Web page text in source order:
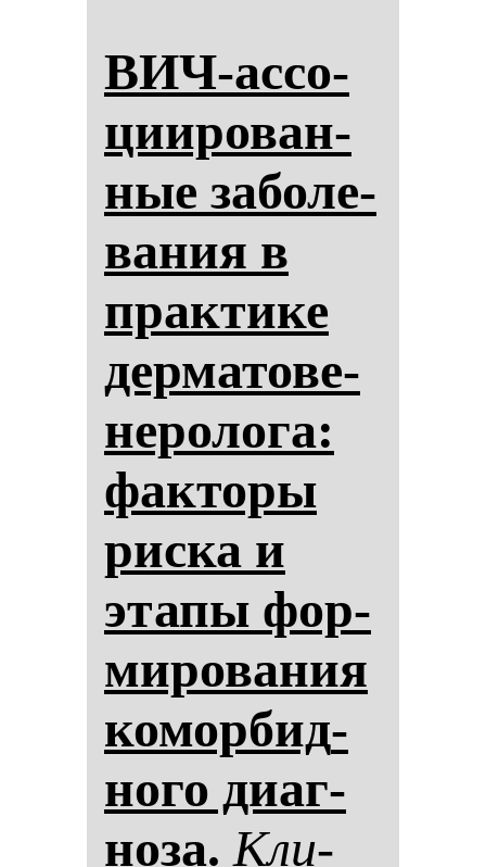
ВИЧ-ас­со­
ци­иро­ван­
ные за­бо­ле­
ва­ния в
прак­ти­ке
дер­ма­то­ве­
не­ро­ло­га:
фак­то­ры
рис­ка и
эта­пы фор­
ми­ро­ва­ния
ко­мор­бид­
но­го ди­аг­
но­за. Кли­